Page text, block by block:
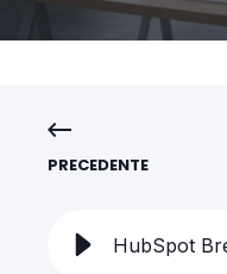
PRECEDENTE